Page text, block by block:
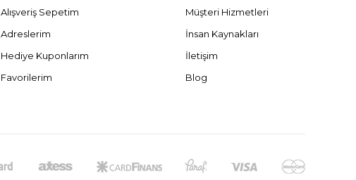
Alışveriş Sepetim
Adreslerim
Hediye Kuponlarım
Favorilerim
Müşteri Hizmetleri
İnsan Kaynakları
İletişim
Blog